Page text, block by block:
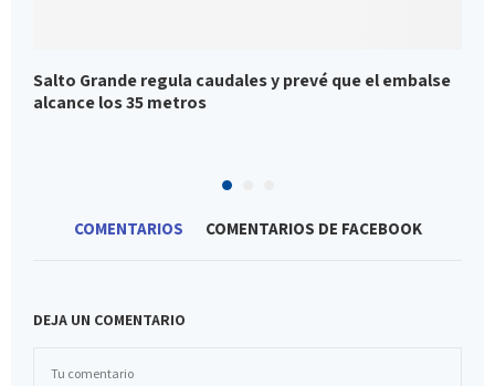
Salto Grande regula caudales y prevé que el embalse
alcance los 35 metros
COMENTARIOS COMENTARIOS DE FACEBOOK
DEJA UN COMENTARIO